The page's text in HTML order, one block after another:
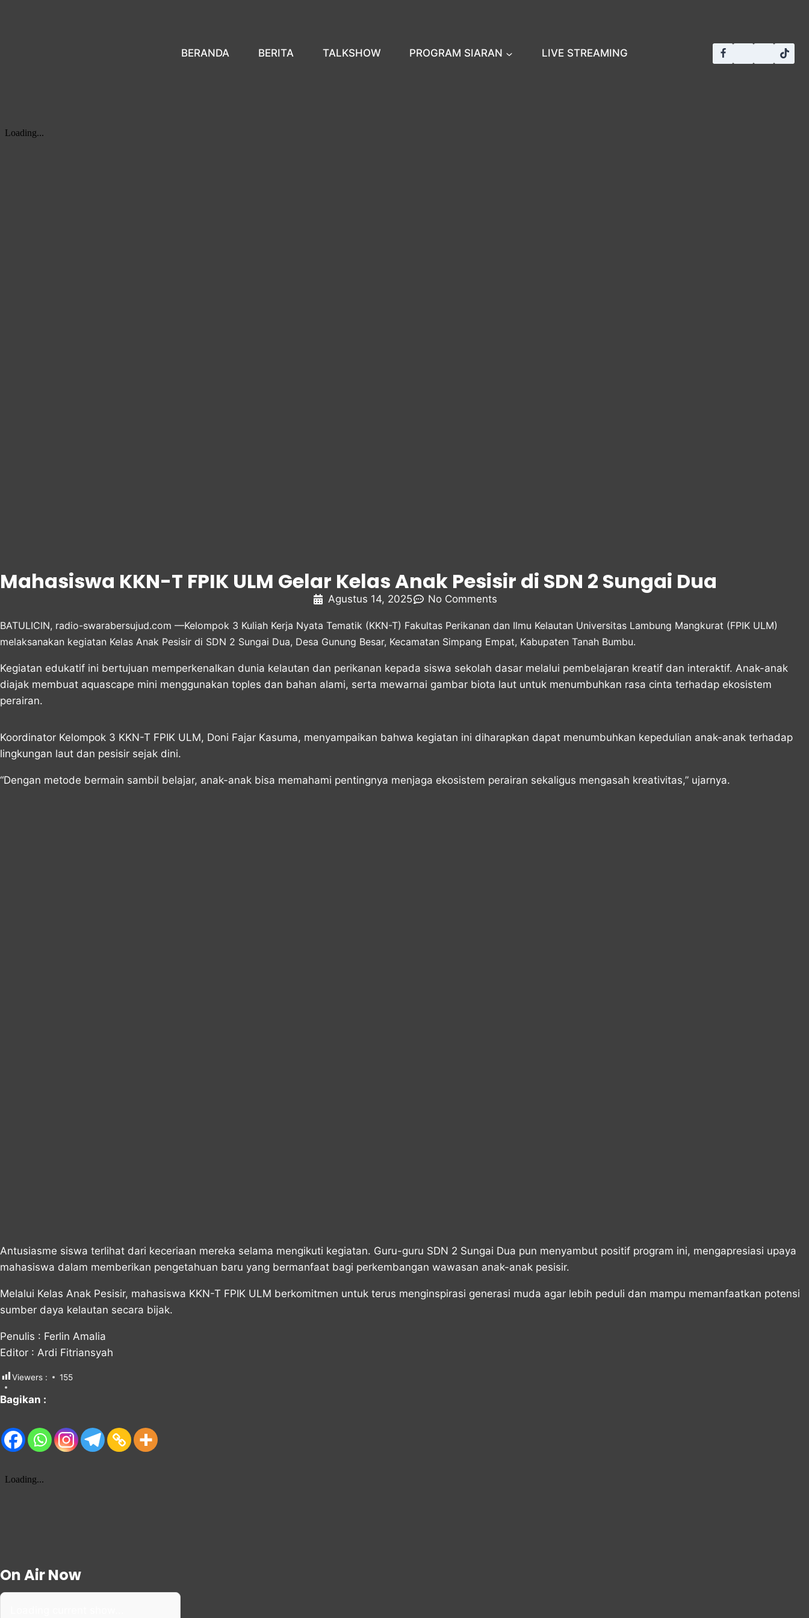
BERANDA BERITA TALKSHOW PROGRAM SIARAN LIVE STREAMING
Mahasiswa KKN-T FPIK ULM Gelar Kelas Anak Pesisir di SDN 2 Sungai Dua
Agustus 14, 2025 No Comments
BATULICIN, radio-swarabersujud.com —Kelompok 3 Kuliah Kerja Nyata Tematik (KKN-T) Fakultas Perikanan dan Ilmu Kelautan Universitas Lambung Mangkurat (FPIK ULM)
melaksanakan kegiatan Kelas Anak Pesisir di SDN 2 Sungai Dua, Desa Gunung Besar, Kecamatan Simpang Empat, Kabupaten Tanah Bumbu.
Kegiatan edukatif ini bertujuan memperkenalkan dunia kelautan dan perikanan kepada siswa sekolah dasar melalui pembelajaran kreatif dan interaktif. Anak-anak
diajak membuat aquascape mini menggunakan toples dan bahan alami, serta mewarnai gambar biota laut untuk menumbuhkan rasa cinta terhadap ekosistem
perairan.
Koordinator Kelompok 3 KKN-T FPIK ULM, Doni Fajar Kasuma, menyampaikan bahwa kegiatan ini diharapkan dapat menumbuhkan kepedulian anak-anak terhadap
lingkungan laut dan pesisir sejak dini.
“Dengan metode bermain sambil belajar, anak-anak bisa memahami pentingnya menjaga ekosistem perairan sekaligus mengasah kreativitas,” ujarnya.
Antusiasme siswa terlihat dari keceriaan mereka selama mengikuti kegiatan. Guru-guru SDN 2 Sungai Dua pun menyambut positif program ini, mengapresiasi upaya
mahasiswa dalam memberikan pengetahuan baru yang bermanfaat bagi perkembangan wawasan anak-anak pesisir.
Melalui Kelas Anak Pesisir, mahasiswa KKN-T FPIK ULM berkomitmen untuk terus menginspirasi generasi muda agar lebih peduli dan mampu memanfaatkan potensi
sumber daya kelautan secara bijak.
Penulis : Ferlin Amalia
Editor : Ardi Fitriansyah
Viewers : 155
Bagikan :
On Air Now